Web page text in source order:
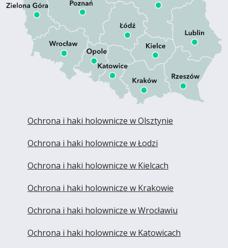
Ochrona i haki holownicze w Olsztynie
Ochrona i haki holownicze w Łodzi
Ochrona i haki holownicze w Kielcach
Ochrona i haki holownicze w Krakowie
Ochrona i haki holownicze w Wrocławiu
Ochrona i haki holownicze w Katowicach